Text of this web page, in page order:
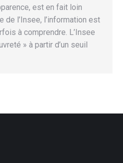
est en fait loin
de l’Insee, l’information est
à comprendre. L’Insee
» à partir d’un seuil